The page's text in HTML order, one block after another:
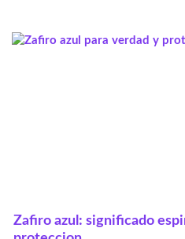
Zafiro azul: significado